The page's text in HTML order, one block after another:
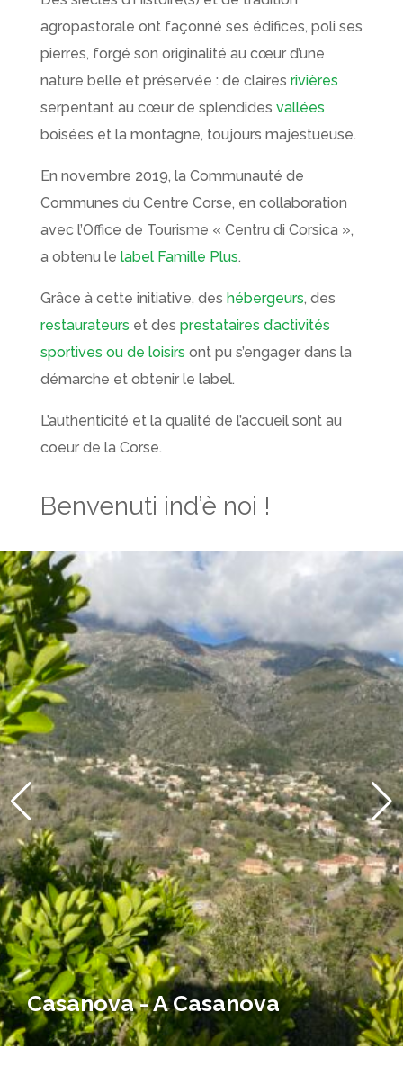
agropastorale ont façonné ses édifices, poli ses
pierres, forgé son originalité au cœur d’une
nature belle et préservée : de claires rivières
serpentant au cœur de splendides vallées
boisées et la montagne, toujours majestueuse.
En novembre 2019, la Communauté de
Communes du Centre Corse, en collaboration
avec l’Office de Tourisme « Centru di Corsica »,
a obtenu le label Famille Plus.
Grâce à cette initiative, des hébergeurs, des
restaurateurs et des prestataires d’activités
sportives ou de loisirs ont pu s’engager dans la
démarche et obtenir le label.
L’authenticité et la qualité de l’accueil sont au
coeur de la Corse.
Benvenuti ind’è noi !
Casanova - A Casanova